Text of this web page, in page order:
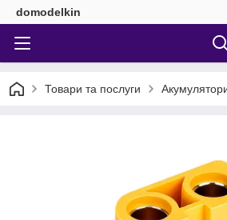
domodelkin
Товари та послуги